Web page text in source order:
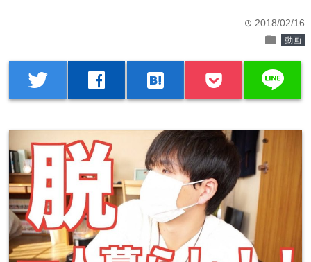
time 2018/02/16
folder 動画
twitter facebook hatenabookmark line